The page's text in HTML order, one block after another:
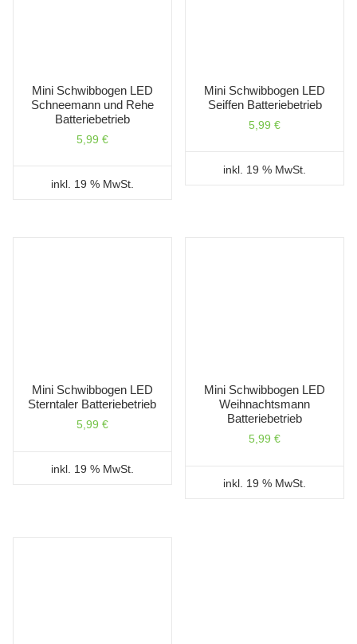
Mini Schwibbogen LED
Schneemann und Rehe
Batteriebetrieb
5,99 €
inkl. 19 % MwSt.
Mini Schwibbogen LED
Seiffen Batteriebetrieb
5,99€
inkl. 19 % MwSt.
Mini Schwibbogen LED
Sterntaler Batteriebetrieb
5,99 €
inkl. 19 % MwSt.
Mini Schwibbogen LED
Weihnachtsmann
Batteriebetrieb
5,99€
inkl. 19 % MwSt.